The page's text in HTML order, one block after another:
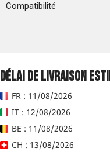
Compatibilité
Délai de livraison
FR : 11/08/2026
IT : 12/08/2026
BE : 11/08/2026
CH : 13/08/2026